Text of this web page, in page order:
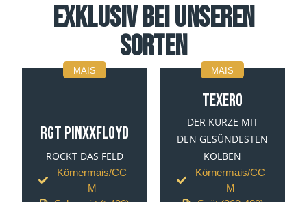
Exklusiv bei unseren
Sorten
MAIS
RGT PINXXFLOYD
ROCKT DAS FELD
Körnermais/CC
M
MAIS
TEXERO
DER KURZE MIT
DEN GESÜNDESTEN
KOLBEN
Körnermais/CC
M